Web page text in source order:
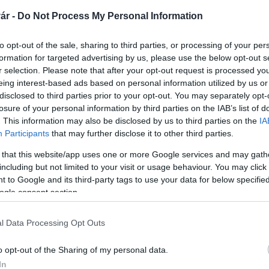
- Do Not Process My Personal Information
opt-out of the sale, sharing to third parties, or processing of your
for targeted advertising by us, please use the below opt-out
selection. Please note that after your opt-out request is processed
interest-based ads based on personal information utilized by us
to third parties prior to your opt-out. You may separately
of your personal information by third parties on the IAB’s list of
This information may also be disclosed by us to third parties on the
Participants that may further disclose it to other third parties.
that this website/app uses one or more Google services and may
but not limited to your visit or usage behaviour. You may
to Google and its third-party tags to use your data for below
consent section.
Data Processing Opt Outs
opt-out of the Sharing of my personal data.
Biber Anett a MÁV Zrt. szóvivője hangsúlyozta:
lenne odafigyeléssel és a szabályok
harminc baleset történt, mint tavaly
és a rendőrség közös akciójában öt pénteken
útátjárójában hívják fel a figyelmet a közút és
történt olyan baleset vasúti átjáróban,
vagyis ezek mind a közúton közlekedők, autósok,
adódtak. Hozzátette, hogy nemcsak a vétkesek
dolgozói, a mozdonyvezetők is, ráadásul évente
vasúttársaságnak.
alosztályvezetője arra hívta fel a figyelmet, hogy a
megközelíteni egy vasúti átjárót. Azt is, hogy mi a
viselkedni a meglétekor. Utóbbi esetben a fehér